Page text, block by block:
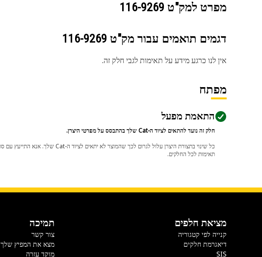
מפרט למק"ט 116-9269
דגמים תואמים עבור מק"ט 116-9269
אין לנו כרגע מידע על תאימות לגבי חלק זה.
מפתח
התאמת מפעל
חלק זה נועד להתאים לציוד ה-Cat שלך בהתבסס על מפרטי היצרן.
תאימות לכל החלקים.
מציאת חלפים
קנייה לפי קטגוריה
דיאגרמת חלקים
SIS
תמיכה
צור קשר
מצא את המפיץ שלך
מוקד עזרה